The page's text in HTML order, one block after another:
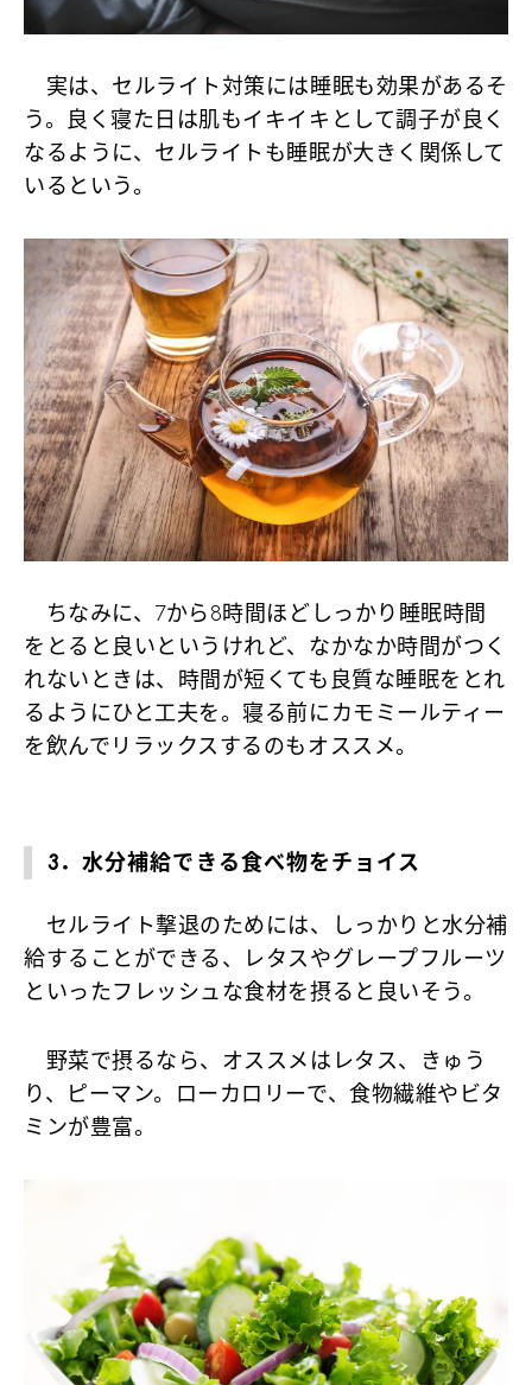
実は、セルライト対策には睡眠も効果があるそ
う。良く寝た日は肌もイキイキとして調子が良く
なるように、セルライトも睡眠が大きく関係して
いるという。
ちなみに、7から8時間ほどしっかり睡眠時間
をとると良いというけれど、なかなか時間がつく
れないときは、時間が短くても良質な睡眠をとれ
るようにひと工夫を。寝る前にカモミールティー
を飲んでリラックスするのもオススメ。
3．水分補給できる食べ物をチョイス
セルライト撃退のためには、しっかりと水分補
給することができる、レタスやグレープフルーツ
といったフレッシュな食材を摂ると良いそう。
野菜で摂るなら、オススメはレタス、きゅう
り、ピーマン。ローカロリーで、食物繊維やビタ
ミンが豊富。